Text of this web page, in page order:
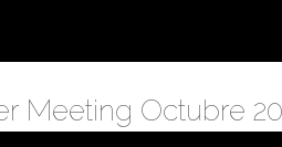
Meeting Octubre